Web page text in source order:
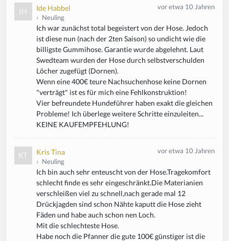
Ide Habbel
› Neuling
vor etwa 10 Jahren
Ich war zunächst total begeistert von der Hose. Jedoch
ist diese nun (nach der 2ten Saison) so undicht wie die
billigste Gummihose. Garantie wurde abgelehnt. Laut
Swedteam wurden der Hose durch selbstverschulden
Löcher zugefügt (Dornen).
Wenn eine 400€ teure Nachsuchenhose keine Dornen
"verträgt" ist es für mich eine Fehlkonstruktion!
Vier befreundete Hundeführer haben exakt die gleichen
Probleme! Ich überlege weitere Schritte einzuleiten...
KEINE KAUFEMPFEHLUNG!
Kris Tina
› Neuling
vor etwa 10 Jahren
Ich bin auch sehr enteuscht von der Hose.Tragekomfort
schlecht finde es sehr eingeschränkt.Die Materianien
verschleißen viel zu schnell,nach gerade mal 12
Drückjagden sind schon Nähte kaputt die Hose zieht
Fäden und habe auch schon nen Loch.
Mit die schlechteste Hose.
Habe noch die Pfanner die gute 100€ günstiger ist die